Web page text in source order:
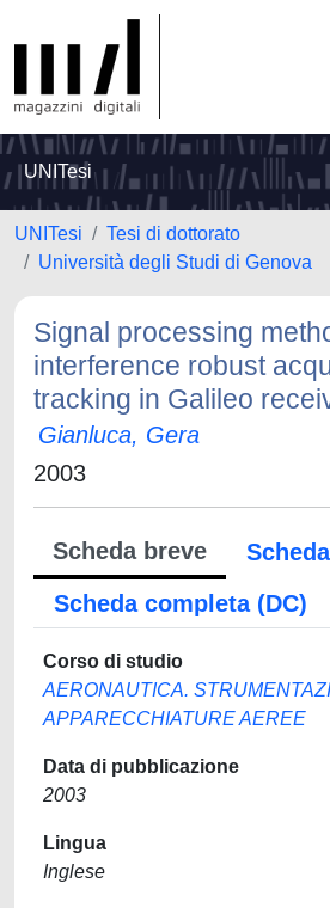
UNITesi
UNITesi
Tesi di dottorato
Università degli Studi di Genova
Signal processing
interference robust
tracking in Galileo
Gianluca, Gera
2003
Scheda breve
Scheda completa (DC)
Corso di studio
AERONAUTICA.
APPARECCHIATURE AEREE
Data di pubblicazione
2003
Lingua
Inglese